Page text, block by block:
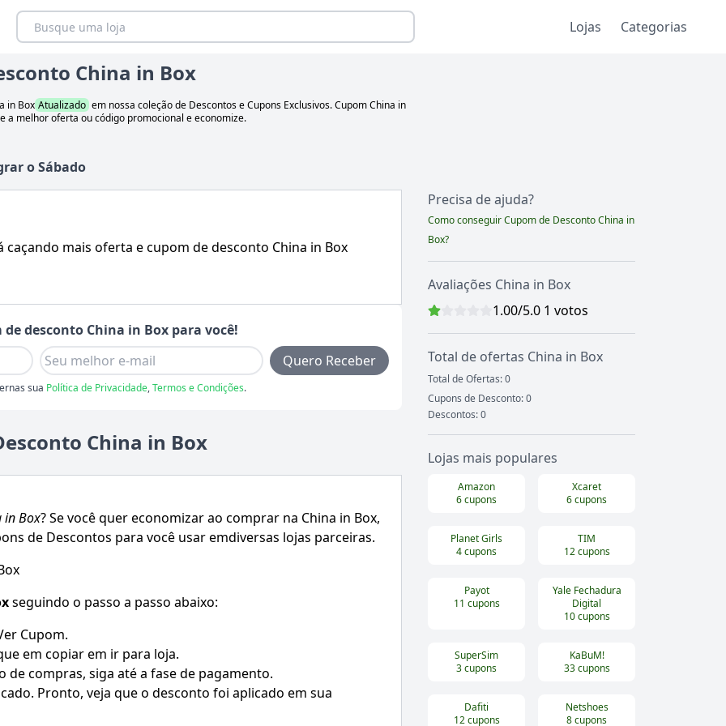
Lojas Categorias
China in Box
in Box Atualizado em nossa coleção de Descontos e Cupons Exclusivos. CupomChina in
a melhor oferta ou código promocional e economize.
oSábado
caçando mais oferta e cupom de desconto China in Box
de desconto China in Box para você!
Quero Receber
sua Política de Privacidade,Termos e Condições.
China in Box
in Box? Se você quer economizar ao comprar na China in Box,
de Descontos para você usar emdiversas lojas parceiras.
seguindo o passo a passo abaixo:
Cupom.
em copiar em ir para loja.
compras, siga até a fase de pagamento.
Pronto, veja que o desconto foi aplicado em sua
Precisa de ajuda?
Como conseguir Cupom de DescontoChina in
Box?
Avaliações China in Box
1.00/5.0 1 votos
Total de ofertas China in Box
Total de Ofertas:0
Cupons de Desconto:0
Descontos:0
Lojas mais populares
Amazon
6cupons
Xcaret
6cupons
Planet Girls
4cupons
TIM
12cupons
Payot
11 cupons
Yale Fechadura
Digital
10cupons
SuperSim
3cupons
KaBuM!
33cupons
Dafiti
12cupons
Netshoes
8cupons